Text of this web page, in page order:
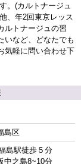
。(カルトナージュ
、年2回東京レッス
ルトナージュの習
いなど、どなたでも
気軽に問い合わせ下
島区
島駅徒歩５分
中之島8~10分